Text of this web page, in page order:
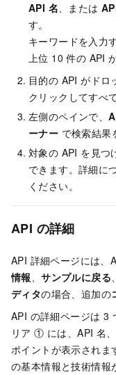
API 名、または
す。
キーワードを入力
上位 10 件の API
目的の API がドロ
クリックしてすべ
左側のペインで、
ーナー で検索結果
対象の API を見つ
できます。詳細に
ください。
API の詳細
API 詳細ページには、
情報、サンプルに戻る
ディタの場合、追加の
API の詳細ページは 3
リア ① には、API 名
ポイントが表示され
の基本情報と技術情報